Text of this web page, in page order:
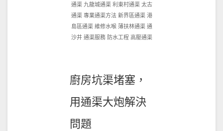
ON
2023-
08-
20
通渠 九龍城通渠 利東村通渠 太古
通渠 專業通渠方法 新界區通渠 港
島區通渠 維修水喉 薄扶林通渠 通
沙井 通渠服務 防水工程 高壓通渠
廚房坑渠堵塞，
用通渠大炮解決
問題